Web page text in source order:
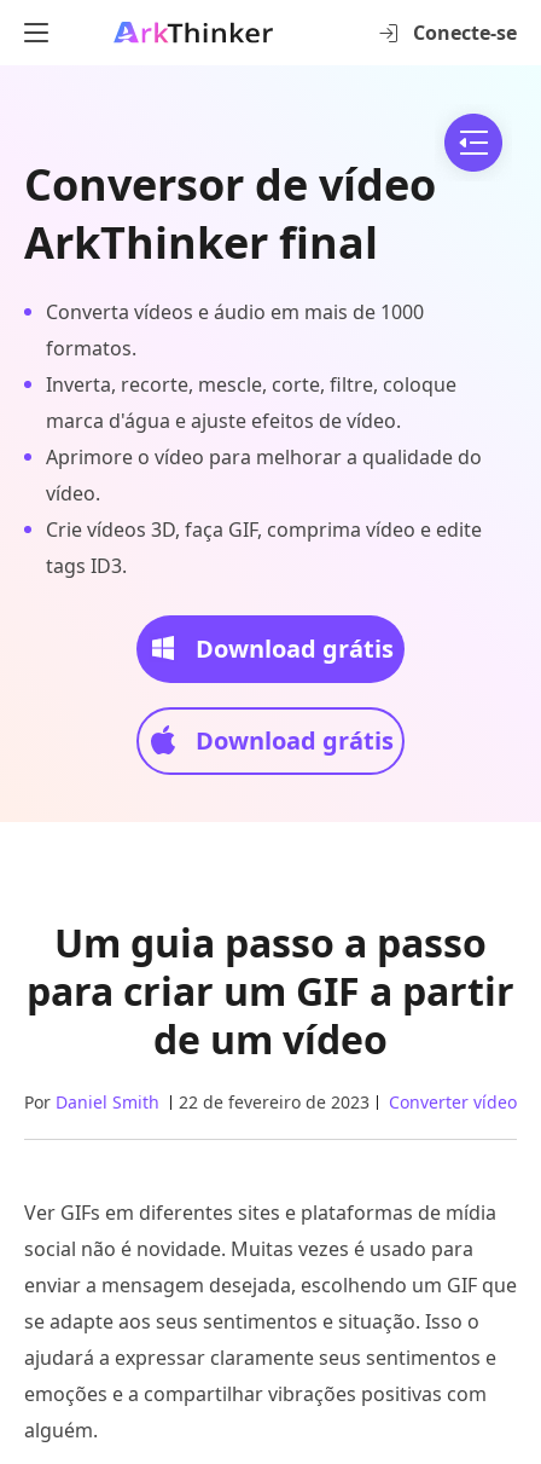
Conecte-se
Conversor de vídeo
ArkThinker final
Converta vídeos e áudio em mais de 1000
formatos.
Inverta, recorte, mescle, corte, filtre, coloque
marca d'água e ajuste efeitos de vídeo.
Aprimore o vídeo para melhorar a qualidade do
vídeo.
Crie vídeos 3D, faça GIF, comprima vídeo e edite
tags ID3.
Download grátis
Download grátis
Um guia passo a passo
para criar um GIF a partir
de um vídeo
Por Daniel Smith 22 de fevereiro de 2023 Converter vídeo
Ver GIFs em diferentes sites e plataformas de mídia
social não é novidade. Muitas vezes é usado para
enviar a mensagem desejada, escolhendo um GIF que
se adapte aos seus sentimentos e situação. Isso o
ajudará a expressar claramente seus sentimentos e
emoções e a compartilhar vibrações positivas com
alguém.